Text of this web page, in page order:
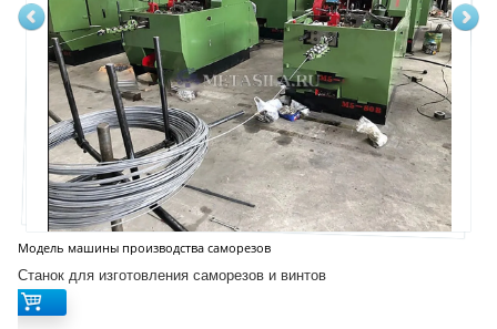
Модель машины производства саморезов
Станок для изготовления саморезов и винтов